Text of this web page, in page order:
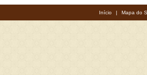
Início | Mapa do